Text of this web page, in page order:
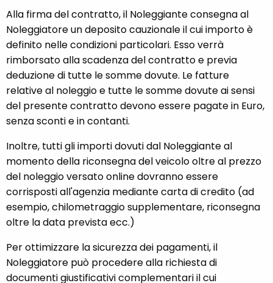
Alla firma del contratto, il Noleggiante consegna al
Noleggiatore un deposito cauzionale il cui importo è
definito nelle condizioni particolari. Esso verrà
rimborsato alla scadenza del contratto e previa
deduzione di tutte le somme dovute. Le fatture
relative al noleggio e tutte le somme dovute ai sensi
del presente contratto devono essere pagate in Euro,
senza sconti e in contanti.
Inoltre, tutti gli importi dovuti dal Noleggiante al
momento della riconsegna del veicolo oltre al prezzo
del noleggio versato online dovranno essere
corrisposti all'agenzia mediante carta di credito (ad
esempio, chilometraggio supplementare, riconsegna
oltre la data prevista ecc.)
Per ottimizzare la sicurezza dei pagamenti, il
Noleggiatore può procedere alla richiesta di
documenti giustificativi complementari il cui